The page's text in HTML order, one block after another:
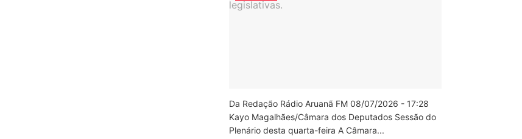
Da Redação Rádio Aruanã FM 08/07/2026 - 17:28
Kayo Magalhães/Câmara dos Deputados Sessão do
Plenário desta quarta-feira A Câmara...